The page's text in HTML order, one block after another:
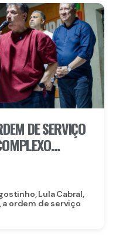
DE SERVIÇO
Lula Cabral,
ordem de serviço